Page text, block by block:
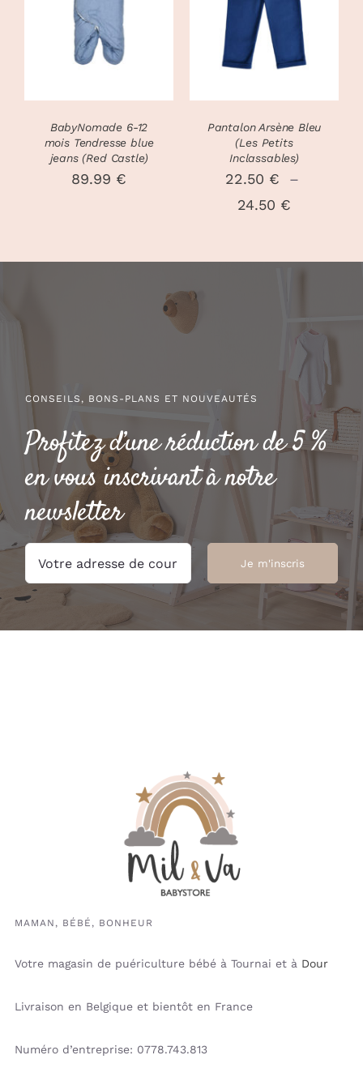
DÉTAILS
BabyNomade 6-12
mois Tendresse blue
jeans (Red Castle)
89.99 €
OPTIONS
CE
PRODUIT
PLUSIEURS
PEUVENT
ÊTRE
CHOISIES
SUR
PAGE
DÉTAILS
Pantalon Arsène Bleu
(Les Petits
Inclassables)
22.50 €
–
24.50 €
24.50 €
CONSEILS, BONS-PLANS ET NOUVEAUTÉS
Profitez d’une réduction de 5 %
en vous inscrivant à notre
newsletter
MAMAN, BÉBÉ, BONHEUR
Votre magasin de puériculture bébé à Tournai et à Dour
Livraison en Belgique et bientôt en France
Numéro d’entreprise: 0778.743.813